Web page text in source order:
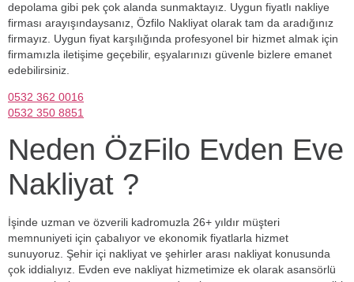
depolama gibi pek çok alanda sunmaktayız. Uygun fiyatlı nakliye
firması arayışındaysanız, Özfilo Nakliyat olarak tam da aradığınız
firmayız. Uygun fiyat karşılığında profesyonel bir hizmet almak için
firmamızla iletişime geçebilir, eşyalarınızı güvenle bizlere emanet
edebilirsiniz.
0532 362 0016
0532 350 8851
Neden ÖzFilo Evden Eve
Nakliyat ?
İşinde uzman ve özverili kadromuzla 26+ yıldır müşteri
memnuniyeti için çabalıyor ve ekonomik fiyatlarla hizmet
sunuyoruz. Şehir içi nakliyat ve şehirler arası nakliyat konusunda
çok iddialıyız. Evden eve nakliyat hizmetimize ek olarak asansörlü